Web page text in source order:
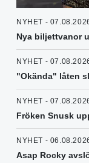
NYHET -
Nya biljettvanor
NYHET -
"Okända" låten
NYHET -
Fröken Snusk
NYHET -
Asap Rocky